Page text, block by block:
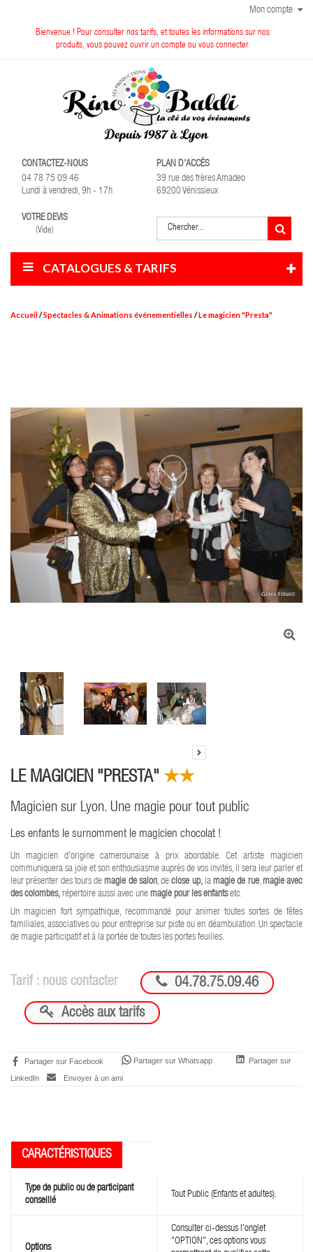
Mon compte
Bienvenue ! Pour consulter nos tarifs, et toutes les informations sur nos
produits, vous pouvez ouvrir un compte ou vous connecter
CONTACTEZ-NOUS
04 78 75 09 46
Lundi à vendredi, 9h - 17h
PLAN D'ACCÈS
39 rue des frères Amadeo
69200 Vénissieux
VOTRE DEVIS
(Vide)
CATALOGUES & TARIFS
Accueil Spectacles & Animations événementielles Le magicien "Presta"
LE MAGICIEN "PRESTA" ★★
Magicien sur Lyon. Une magie pour tout public
Les enfants le surnomment le magicien chocolat !
Un magicien d'origine camerounaise à prix abordable. Cet artiste magicien
communiquera sa joie et son enthousiasme auprès de vos invités, il sera leur parler et
leur présenter des tours de magie de salon, declose up,la magie de rue, magie avec
des colombes, répertoire aussi avec une magie pour les enfantsetc.
Un magicien fort sympathique, recommandé pour animer toutes sortes de fêtes
familiales, associatives ou pour entreprise sur piste ou en déambulation. Un spectacle
de magie participatif et à la portée de toutes les portes feuilles.
Tarif : nous contacter  04.78.75.09.46
 Accès aux tarifs
Partager sur Facebook Partager sur Whatsapp Partager sur
LinkedIn Envoyer à un ami
Type de public ou de participant
conseillé
Tout Public (Enfants et adultes).
Options
Consulter ci-dessus l'onglet
"OPTION", ces options vous